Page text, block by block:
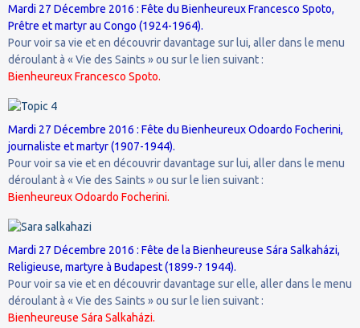
Mardi 27 Décembre 2016 : Fête du Bienheureux Francesco Spoto,
Prêtre et martyr au Congo (1924-1964).
Pour voir sa vie et en découvrir davantage sur lui, aller dans le menu
déroulant à « Vie des Saints » ou sur le lien suivant :
Bienheureux Francesco Spoto.
Mardi 27 Décembre 2016 : Fête du Bienheureux Odoardo Focherini,
journaliste et martyr (1907-1944).
Pour voir sa vie et en découvrir davantage sur lui, aller dans le menu
déroulant à « Vie des Saints » ou sur le lien suivant :
Bienheureux Odoardo Focherini.
Mardi 27 Décembre 2016 : Fête de la Bienheureuse Sára Salkaházi,
Religieuse, martyre à Budapest (1899-? 1944).
Pour voir sa vie et en découvrir davantage sur elle, aller dans le menu
déroulant à « Vie des Saints » ou sur le lien suivant :
Bienheureuse Sára Salkaházi.